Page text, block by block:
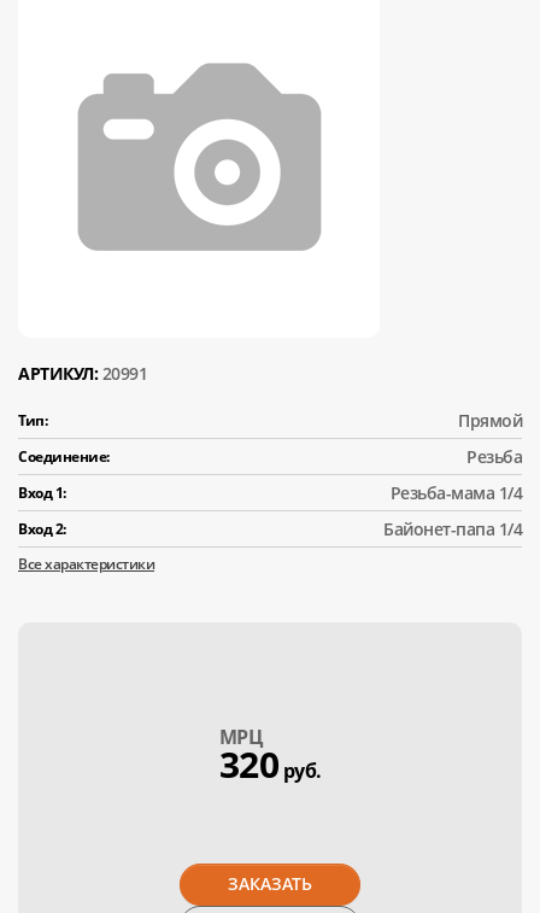
АРТИКУЛ: 20991
Тип: Прямой
Соединение: Резьба
Вход 1: Резьба-мама 1/4
Вход 2: Байонет-папа 1/4
Все характеристики
МPЦ
320 руб.
ЗАКАЗАТЬ